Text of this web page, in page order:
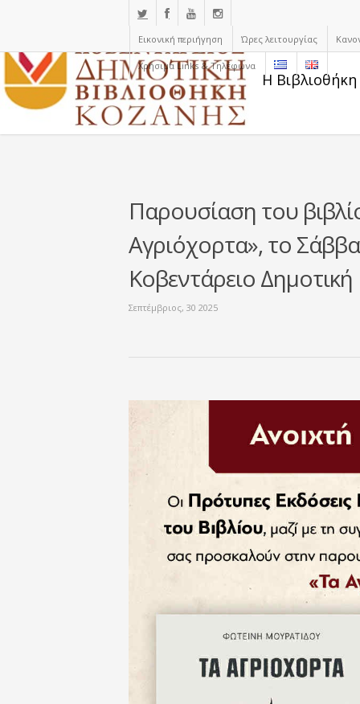
Εικονική περιήγηση Ώρες λειτουργίας
Χρήσιμα Links & Τηλέφωνα
Η
Παρουσίαση του
Αγριόχορτα», το
Κοβεντάρειο
Σεπτέμβριος, 30 2025